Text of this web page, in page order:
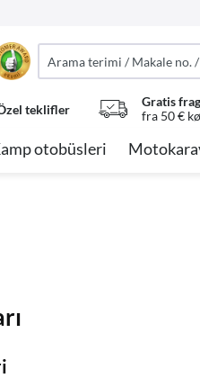
teklifler
Gratis
fra 50 €
otobüsleri